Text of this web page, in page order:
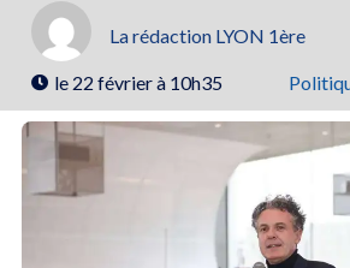
La rédaction LYON 1ère
le 22 février à 10h35